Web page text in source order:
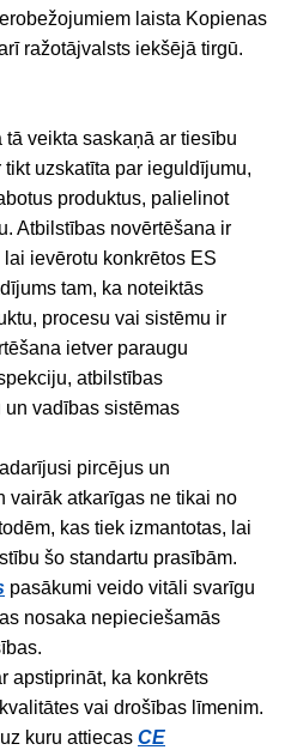
laista Kopienas
ražotājvalsts iekšējā tirgū.
veikta saskaņā ar tiesību
uzskatīta par ieguldījumu,
produktus, palielinot
Atbilstības novērtēšana ir
ievērotu konkrētos ES
tam, ka noteiktās
procesu vai sistēmu ir
ietver paraugu
atbilstības
vadības sistēmas
pircējus un
vairāk atkarīgas ne tikai no
kas tiek izmantotas, lai
šo standartu prasībām.
pasākumi veido vitāli svarīgu
nosaka nepieciešamās
apstiprināt, ka konkrēts
vai drošības līmenim.
kuru attiecas CE